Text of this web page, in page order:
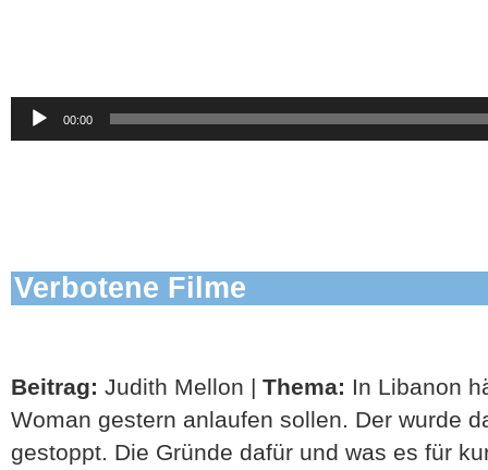
Audio-
Player
00:00
Verbotene Filme
Beitrag: Judith Mellon | Thema: In Libanon
Woman gestern anlaufen sollen. Der wurde
gestoppt. Die Gründe dafür und was es für